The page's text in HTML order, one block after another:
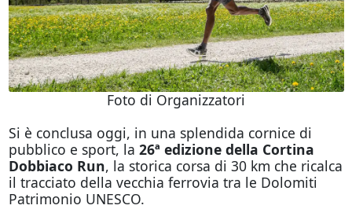
Foto di Organizzatori
Si è conclusa oggi, in una splendida cornice di
pubblico e sport, la 26ª edizione della Cortina
Dobbiaco Run, la storica corsa di 30 km che ricalca
il tracciato della vecchia ferrovia tra le Dolomiti
Patrimonio UNESCO.